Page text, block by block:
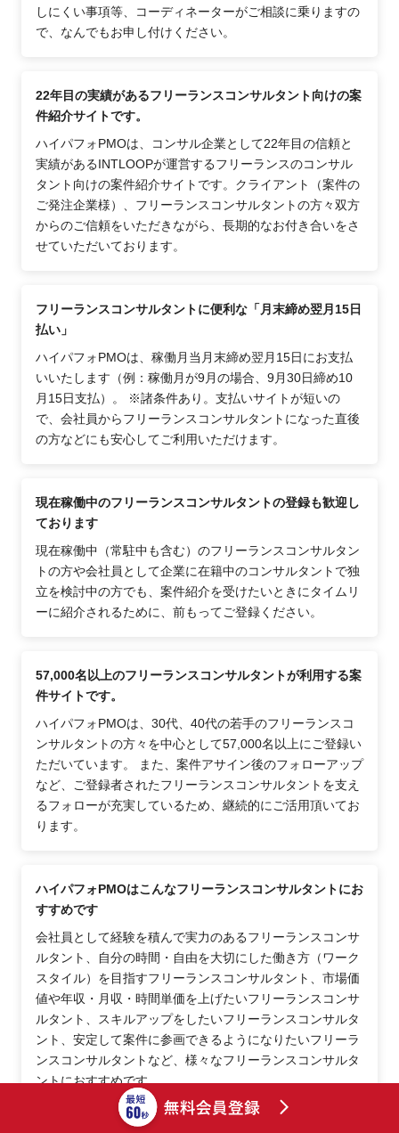
しにくい事項等、コーディネーターがご相談に乗りますの
で、なんでもお申し付けください。
22年目の実績があるフリーランスコンサルタント向けの案
件紹介サイトです。
ハイパフォPMOは、コンサル企業として22年目の信頼と
実績があるINTLOOPが運営するフリーランスのコンサル
タント向けの案件紹介サイトです。クライアント（案件の
ご発注企業様）、フリーランスコンサルタントの方々双方
からのご信頼をいただきながら、長期的なお付き合いをさ
せていただいております。
フリーランスコンサルタントに便利な「月末締め翌月15日
払い」
ハイパフォPMOは、稼働月当月末締め翌月15日にお支払
いいたします（例：稼働月が9月の場合、9月30日締め10
月15日支払）。 ※諸条件あり。支払いサイトが短いの
で、会社員からフリーランスコンサルタントになった直後
の方などにも安心してご利用いただけます。
現在稼働中のフリーランスコンサルタントの登録も歓迎し
ております
現在稼働中（常駐中も含む）のフリーランスコンサルタン
トの方や会社員として企業に在籍中のコンサルタントで独
立を検討中の方でも、案件紹介を受けたいときにタイムリ
ーに紹介されるために、前もってご登録ください。
57,000名以上のフリーランスコンサルタントが利用する案
件サイトです。
ハイパフォPMOは、30代、40代の若手のフリーランスコ
ンサルタントの方々を中心として57,000名以上にご登録い
ただいています。 また、案件アサイン後のフォローアップ
など、ご登録者されたフリーランスコンサルタントを支え
るフォローが充実しているため、継続的にご活用頂いてお
ります。
ハイパフォPMOはこんなフリーランスコンサルタントにお
すすめです
会社員として経験を積んで実力のあるフリーランスコンサ
ルタント、自分の時間・自由を大切にした働き方（ワーク
スタイル）を目指すフリーランスコンサルタント、市場価
値や年収・月収・時間単価を上げたいフリーランスコンサ
ルタント、スキルアップをしたいフリーランスコンサルタ
ント、安定して案件に参画できるようになりたいフリーラ
ンスコンサルタントなど、様々なフリーランスコンサルタ
ントにおすすめです。